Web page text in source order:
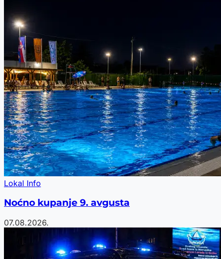
Lokal Info
Noćno kupanje 9. avgusta
07.08.2026.